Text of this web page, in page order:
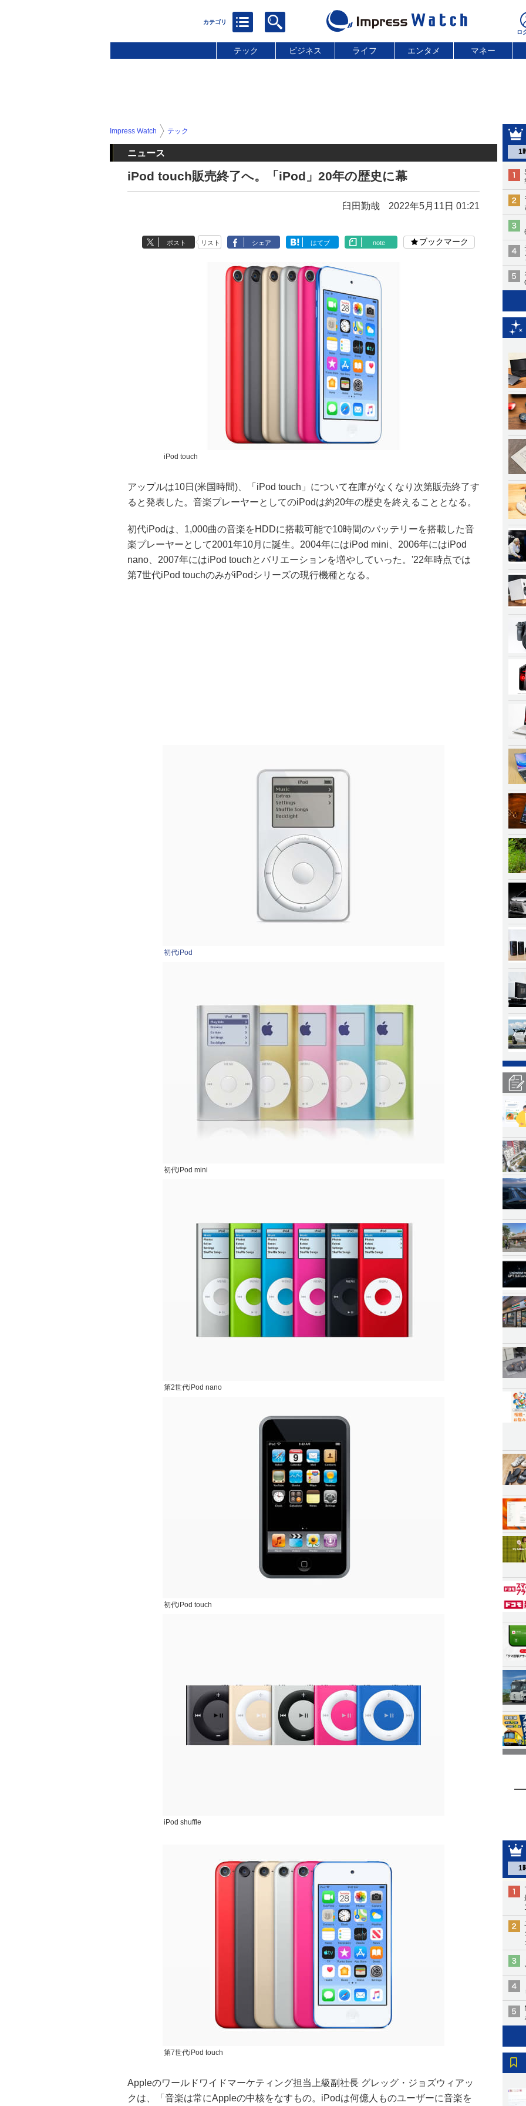
テック ビジネス ライフ エンタメ マネー
1
1
Impress Watch テック
ニュース
iPod touch販売終了へ。「iPod」20年の歴史に幕
臼田勤哉 2022年5月11日 01:21
ポスト リスト シェア はてブ note ブックマーク
iPod touch
アップルは10日(米国時間)、「iPod touch」について在庫がなくなり次第販売終了す
ると発表した。音楽プレーヤーとしてのiPodは約20年の歴史を終えることとなる。
初代iPodは、1,000曲の音楽をHDDに搭載可能で10時間のバッテリーを搭載した音
楽プレーヤーとして2001年10月に誕生。2004年にはiPod mini、2006年にはiPod
nano、2007年にはiPod touchとバリエーションを増やしていった。'22年時点では
第7世代iPod touchのみがiPodシリーズの現行機種となる。
初代iPod
初代iPod mini
第2世代iPod nano
初代iPod touch
iPod shuffle
第7世代iPod touch
Appleのワールドワイドマーケティング担当上級副社長 グレッグ・ジョズウィアッ
クは、「音楽は常にAppleの中核をなすもの。iPodは何億人ものユーザーに音楽を